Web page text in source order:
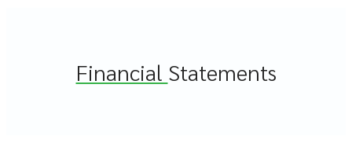
Financial Statements